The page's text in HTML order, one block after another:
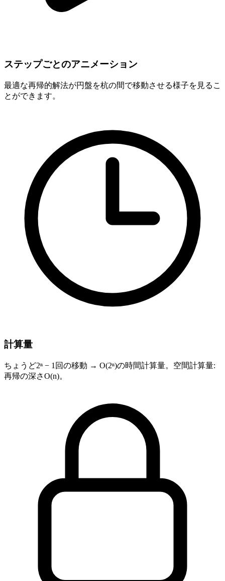
ステップごとのアニメーション
最適な再帰的解法が円盤を杭の間で移動させる様子を見るこ
とができます。
計算量
ちょうど2ⁿ − 1回の移動 → O(2ⁿ)の時間計算量。空間計算量:
再帰の深さO(n)。